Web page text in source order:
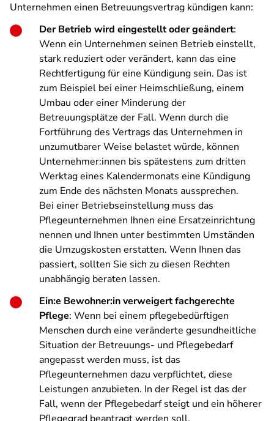
Unternehmen einen Betreuungsvertrag kündigen kann:
Der Betrieb wird eingestellt oder geändert:
Wenn ein Unternehmen seinen Betrieb einstellt,
stark reduziert oder verändert, kann das eine
Rechtfertigung für eine Kündigung sein. Das ist
zum Beispiel bei einer Heimschließung, einem
Umbau oder einer Minderung der
Betreuungsplätze der Fall. Wenn durch die
Fortführung des Vertrags das Unternehmen in
unzumutbarer Weise belastet würde, können
Unternehmer:innen bis spätestens zum dritten
Werktag eines Kalendermonats eine Kündigung
zum Ende des nächsten Monats aussprechen.
Bei einer Betriebseinstellung muss das
Pflegeunternehmen Ihnen eine Ersatzeinrichtung
nennen und Ihnen unter bestimmten Umständen
die Umzugskosten erstatten. Wenn Ihnen das
passiert, sollten Sie sich zu diesen Rechten
unabhängig beraten lassen.
Ein:e Bewohner:in verweigert fachgerechte
Pflege: Wenn bei einem pflegebedürftigen
Menschen durch eine veränderte gesundheitliche
Situation der Betreuungs- und Pflegebedarf
angepasst werden muss, ist das
Pflegeunternehmen dazu verpflichtet, diese
Leistungen anzubieten. In der Regel ist das der
Fall, wenn der Pflegebedarf steigt und ein höherer